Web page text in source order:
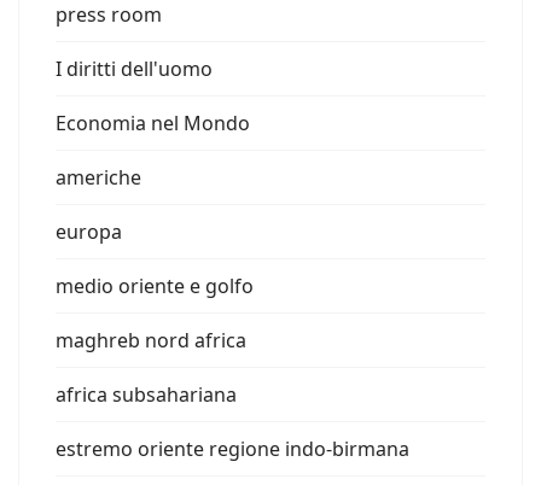
press room
I diritti dell'uomo
Economia nel Mondo
americhe
europa
medio oriente e golfo
maghreb nord africa
africa subsahariana
estremo oriente regione indo-birmana